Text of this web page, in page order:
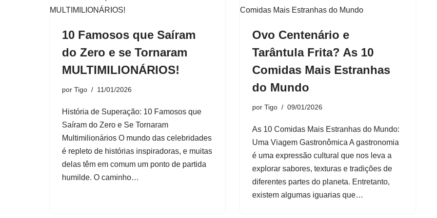
10 Famosos que Saíram
do Zero e se Tornaram
MULTIMILIONÁRIOS!
por Tigo 11/01/2026
História de Superação: 10 Famosos que
Saíram do Zero e Se Tornaram
Multimilionários O mundo das celebridades
é repleto de histórias inspiradoras, e muitas
delas têm em comum um ponto de partida
humilde. O caminho…
Ovo Centenário e
Tarântula Frita? As 10
Comidas Mais Estranhas
do Mundo
por Tigo 09/01/2026
As 10 Comidas Mais Estranhas do Mundo:
Uma Viagem Gastronômica A gastronomia
é uma expressão cultural que nos leva a
explorar sabores, texturas e tradições de
diferentes partes do planeta. Entretanto,
existem algumas iguarias que…